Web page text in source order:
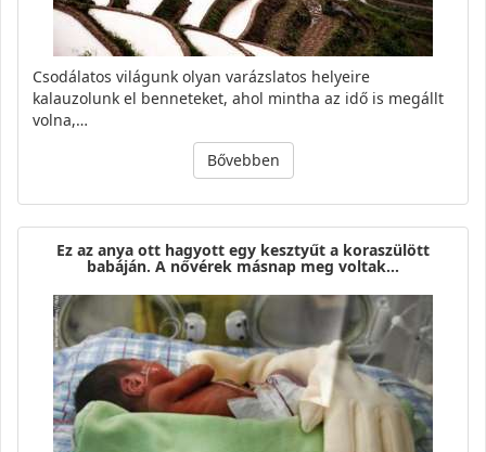
Csodálatos világunk olyan varázslatos helyeire
kalauzolunk el benneteket, ahol mintha az idő is megállt
volna,…
Bővebben
Ez az anya ott hagyott egy kesztyűt a koraszülött
babáján. A nővérek másnap meg voltak…